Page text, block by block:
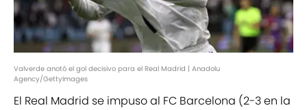
Valverde anotó el gol decisivo para el Real Madrid | Anadolu
Agency/GettyImages
El Real Madrid se impuso al FC Barcelona (2-3 en la